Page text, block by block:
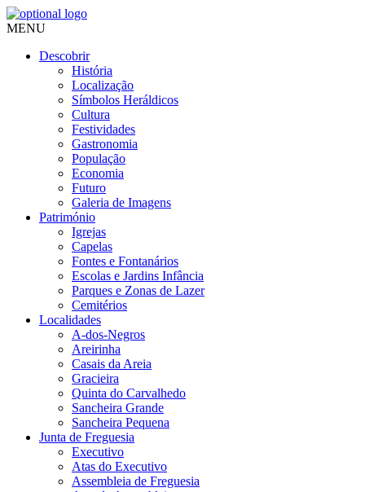
MENU
Descobrir
História
Localização
Símbolos Heráldicos
Cultura
Festividades
Gastronomia
População
Economia
Futuro
Galeria de Imagens
Património
Igrejas
Capelas
Fontes e Fontanários
Escolas e Jardins Infância
Parques e Zonas de Lazer
Cemitérios
Localidades
A-dos-Negros
Areirinha
Casais da Areia
Gracieira
Quinta do Carvalhedo
Sancheira Grande
Sancheira Pequena
Junta de Freguesia
Executivo
Atas do Executivo
Assembleia de Freguesia